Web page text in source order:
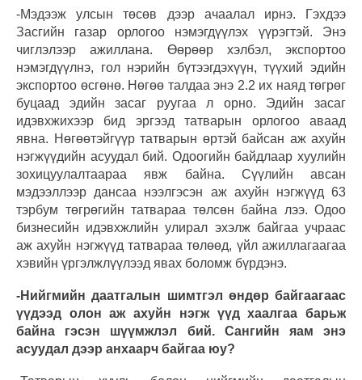
-Мэдээж улсын төсөв дээр ачаалал ирнэ. Гэхдээ
Засгийн газар орлогоо нэмэгдүүлэх үүрэгтэй. Энэ
чиглэлээр ажиллана. Өөрөөр хэлбэл, экспортоо
нэмэгдүүлнэ, гол нэрийн бүтээгдэхүүн, түүхий эдийн
экспортоо өсгөнө. Нөгөө талдаа энэ 2.2 их наяд төгрөг
буцаад эдийн засаг руугаа л орно. Эдийн засаг
идэвхжихээр бид эргээд татварын орлогоо аваад
явна. Нөгөөтэйгүүр татварын өртэй байсан аж ахуйн
нэгжүүдийн асуудал бий. Одоогийн байдлаар хуулийн
зохицуулалтаараа явж байна. Сүүлийн авсан
мэдээллээр дансаа нээлгэсэн аж ахуйн нэгжүүд 63
тэрбум төгрөгийн татвараа төлсөн байна лээ. Одоо
бизнесийн идэвхжлийн улирал эхэлж байгаа учраас
аж ахуйн нэгжүүд татвараа төлөөд, үйл ажиллагаагаа
хэвийн үргэлжлүүлээд явах боломж бүрдэнэ.
-Нийгмийн даатгалын шимтгэл өндөр байгаагаас
үүдээд олон аж ахуйн нэгж үүд хаалгаа барьж
байна гэсэн шүүмжлэл бий. Сангийн яам энэ
асуудал дээр анхаарч байгаа юу?